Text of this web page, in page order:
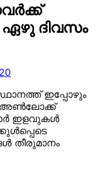
ദിവസം
ഇപ്പോഴും
അണ്‍ലോക്ക്
ഇളവുകള്‍
തീരുമാനം